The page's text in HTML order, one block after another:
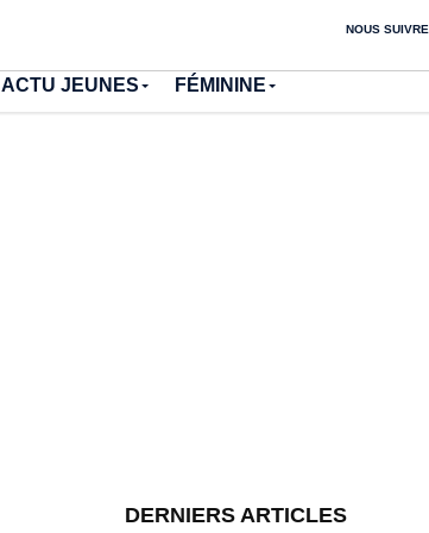
NOUS SUIVRE
ACTU JEUNES FÉMININE
DERNIERS ARTICLES